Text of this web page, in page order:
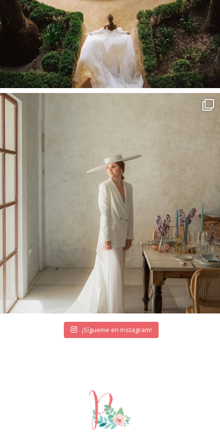
¡Sígueme en Instagram!